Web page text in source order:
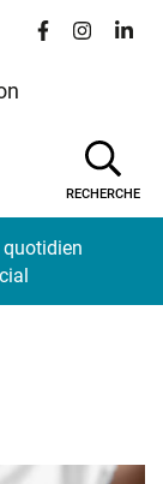
d'accessibilité
Lien vers le
Lien vers
Lien
RECHERCHE